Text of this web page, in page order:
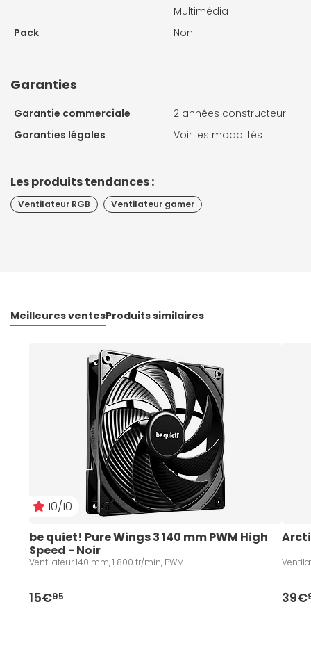
Multimédia
Pack
Non
Garanties
Garantie commerciale
2 années constructeur
Garanties légales
Voir les modalités
Les produits tendances :
Ventilateur RGB Ventilateur gamer
Meilleures ventesProduits similaires
10/10
be quiet! Pure Wings 3 140 mm PWM High
Speed - Noir
Ventilateur 140 mm, 1 800 tr/min, PWM
15€95 39€